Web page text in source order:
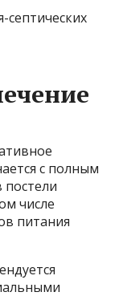
с полным
числе
питания